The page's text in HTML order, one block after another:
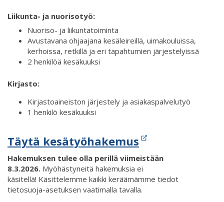
Liikunta- ja nuorisotyö:
Nuoriso- ja liikuntatoiminta
Avustavana ohjaajana kesäleireillä, uimakouluissa,
kerhoissa, retkillä ja eri tapahtumien järjestelyissä
2 henkilöä kesäkuuksi
Kirjasto:
Kirjastoaineiston järjestely ja asiakaspalvelutyö
1 henkilö kesäkuuksi
Täytä kesätyöhakemus
Hakemuksen tulee olla perillä viimeistään
8.3.2026. Myöhästyneitä hakemuksia ei
käsitellä! Käsittelemme kaikki keräämämme tiedot
tietosuoja-asetuksen vaatimalla tavalla.